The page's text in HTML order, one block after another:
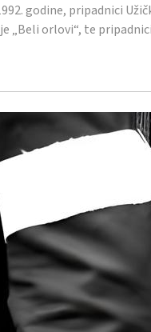
godine, pripadnici
„Beli orlovi“, te